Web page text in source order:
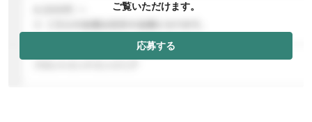
ご覧いただけます。
応募する